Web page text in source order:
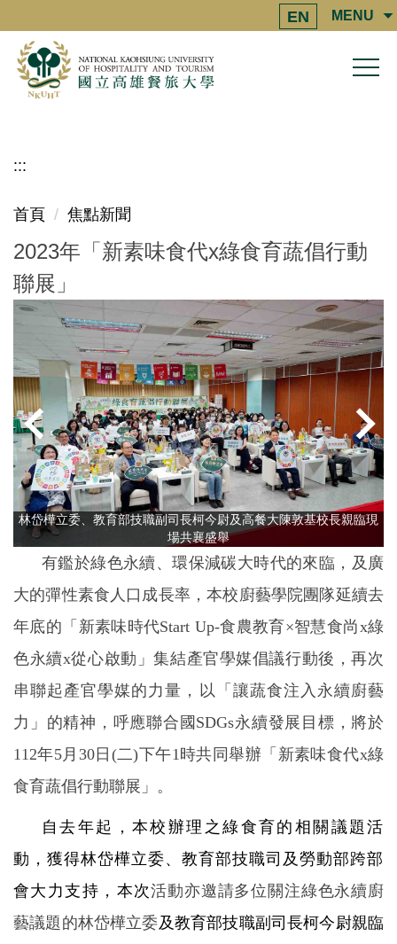
主
區
EN MENU
:::
首頁 焦點新聞
2023年「新素味食代x綠食育蔬倡行動
聯展」
林岱樺立委、教育部技職副司長柯今尉及高餐大陳敦基校長親臨現
場共襄盛舉
有鑑於綠色永續、環保減碳大時代的來臨，及廣
大的彈性素食人口成長率，本校廚藝學院團隊延續去
年底的「新素味時代Start Up-食農教育×智慧食尚x綠
色永續x從心啟動」集結產官學媒倡議行動後，再次
串聯起產官學媒的力量，以「讓蔬食注入永續廚藝
力」的精神，呼應聯合國SDGs永續發展目標，將於
112年5月30日(二)下午1時共同舉辦「新素味食代x綠
食育蔬倡行動聯展」。
自去年起，本校辦理之綠食育的相關議題活
動，獲得林岱樺立委、教育部技職司及勞動部跨部
會大力支持，本次活動亦邀請多位關注綠色永續廚
藝議題的林岱樺立委及教育部技職副司長柯今尉親臨